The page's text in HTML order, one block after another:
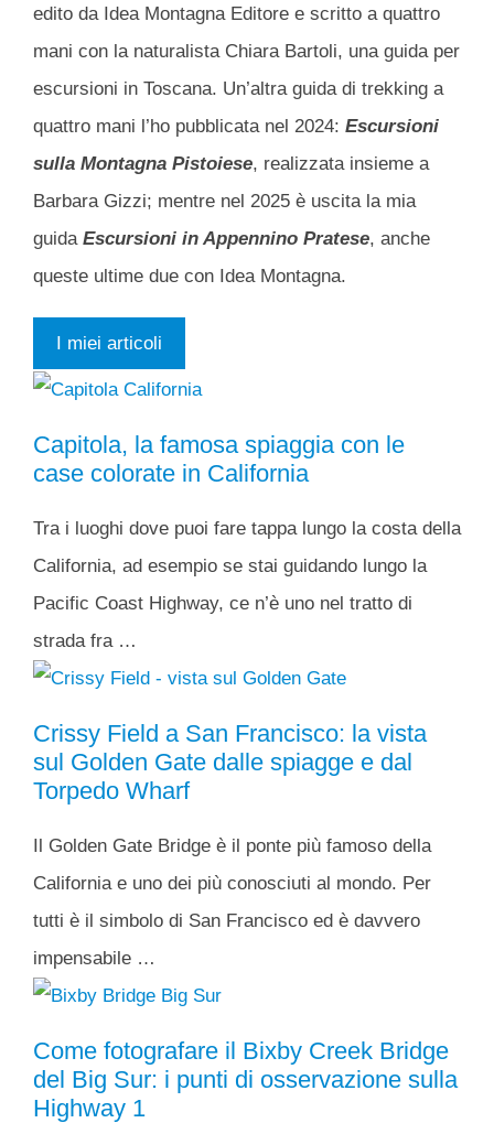
edito da Idea Montagna Editore e scritto a quattro
mani con la naturalista Chiara Bartoli, una guida per
escursioni in Toscana. Un’altra guida di trekking a
quattro mani l’ho pubblicata nel 2024: Escursioni
sulla Montagna Pistoiese, realizzata insieme a
Barbara Gizzi; mentre nel 2025 è uscita la mia
guida Escursioni in Appennino Pratese, anche
queste ultime due con Idea Montagna.
I miei articoli
Capitola, la famosa spiaggia con le
case colorate in California
Tra i luoghi dove puoi fare tappa lungo la costa della
California, ad esempio se stai guidando lungo la
Pacific Coast Highway, ce n’è uno nel tratto di
strada fra …
Crissy Field a San Francisco: la vista
sul Golden Gate dalle spiagge e dal
Torpedo Wharf
Il Golden Gate Bridge è il ponte più famoso della
California e uno dei più conosciuti al mondo. Per
tutti è il simbolo di San Francisco ed è davvero
impensabile …
Come fotografare il Bixby Creek Bridge
del Big Sur: i punti di osservazione sulla
Highway 1